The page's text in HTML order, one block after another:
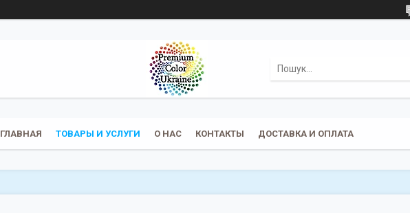
ГЛАВНАЯ ТОВАРЫ И УСЛУГИ О НАС КОНТАКТЫ ДОСТАВКА И ОПЛАТА